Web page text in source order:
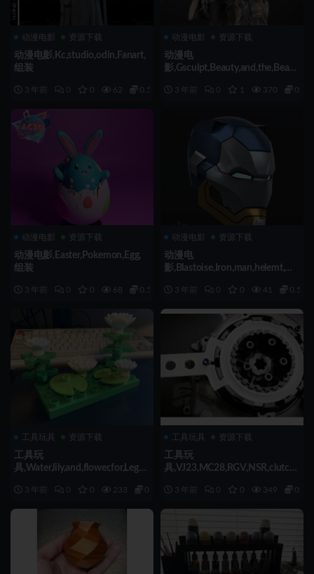
动漫电影 资源下载
动漫电影,Kc,studio,odin,Fanart,
组装
3 年前 0 0 62 0.5
动漫电影 资源下载
动漫电
影,Gsculpt,Beauty,and,the,Beast,
3 年前 0 1 370 0.5
动漫电影 资源下载
动漫电影,Easter,Pokemon,Egg,
组装
3 年前 0 0 68 0.5
动漫电影 资源下载
动漫电
影,Blastoise,Iron,man,helemt,组
3 年前 0 0 41 0.5
工具玩具 资源下载
工具玩
具,Water,lily,and,flower,for,Lego,
3 年前 0 0 233 0.5
工具玩具 资源下载
工具玩
具,VJ23,MC28,RGV,NSR,clutch,
3 年前 0 0 349 0.5